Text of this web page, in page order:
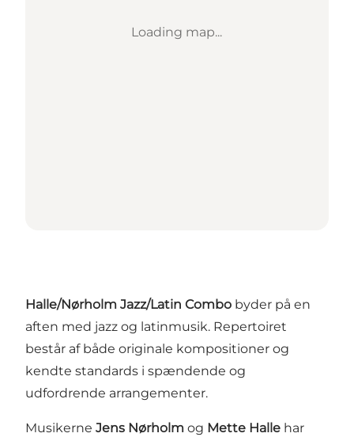
Loading map...
Halle/Nørholm Jazz/Latin Combo byder på en
aften med jazz og latinmusik. Repertoiret
består af både originale kompositioner og
kendte standards i spændende og
udfordrende arrangementer.
Musikerne Jens Nørholm og Mette Halle har